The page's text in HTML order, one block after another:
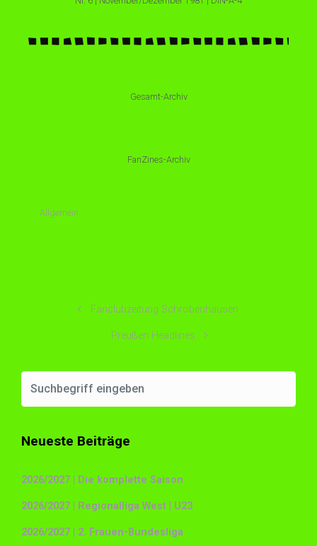
Gesamt-Archiv
FanZines-Archiv
Allgemein
Fanclubzeitung Schrobenhausen
Preußen Headlines
Neueste Beiträge
2026/2027 | Die komplette Saison
2026/2027 | Regionalliga West | U23
2026/2027 | 2. Frauen-Bundesliga